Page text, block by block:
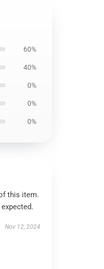
60%
40%
0%
0%
0%
this item.
Nov 12, 2024